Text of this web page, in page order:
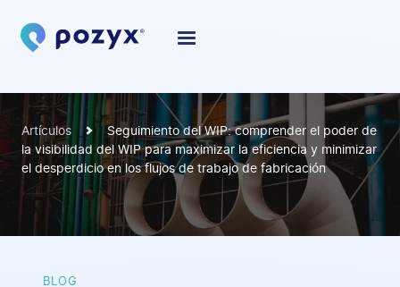
Artículos
Seguimiento del WIP: comprender el poder de
la visibilidad del WIP para maximizar la eficiencia y minimizar
el desperdicio en los flujos de trabajo de fabricación
BLOG